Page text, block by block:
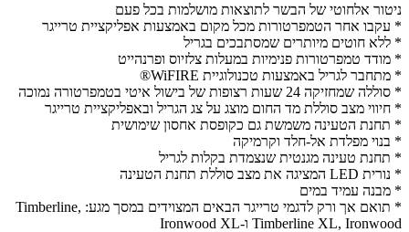
ניטור אלחוטי של הבשר לתוצאות מושלמות בכל פעם
* עקבו אחר הטמפרטורות מכל מקום באמצעות אפליקציית טרייגר
* ללא חוטים מיותרים שמסתבכים בגריל
* מודד טמפרטורות פנימיות במעלות צלזיוס ופרנהייט
* מתחבר לגריל באמצעות טכנולוגיית WiFIRE®
* סוללה שמחזיקה 24 שעות רצופות של בישול איטי בטמפרטורה נמוכה
* חיווי מצב סוללת מד החום מוצג על צג הגריל ובאפליקציית טרייגר
* תחנת הטעינה משמשת גם כקופסת אחסון שימושית
* בנוי מפלדת אל-חלד וקרמיקה
* תחנת טעינה מגנטית שנצמדת בקלות לגריל
* נורית LED המציגה את מצב סוללת תחנת הטעינה
* מבנה עמיד במים
* תואם אך ורק לדגמי טרייגר הבאים המצוידים במסך מגע: Timberline,
Timberline XL, Ironwood ו-Ironwood XL